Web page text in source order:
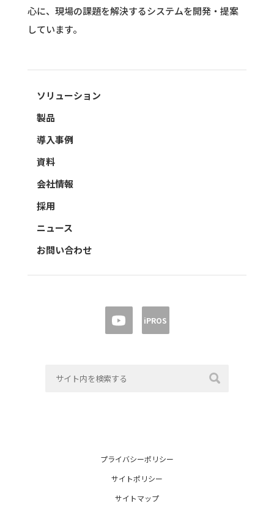
心に、現場の課題を解決するシステムを開発・提案
しています。
ソリューション
製品
導入事例
資料
会社情報
採用
ニュース
お問い合わせ
iPROS
プライバシーポリシー
サイトポリシー
サイトマップ